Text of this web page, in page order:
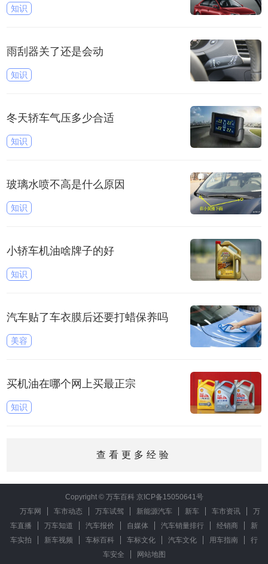
知识
雨刮器关了还是会动
知识
冬天轿车气压多少合适
知识
玻璃水喷不高是什么原因
知识
小轿车机油啥牌子的好
知识
汽车贴了车衣膜后还要打蜡保养吗
美容
买机油在哪个网上买最正宗
知识
查看更多经验
Copyright © 万车百科 京ICP备15050641号
万车网
车市动态 万车试驾 新能源汽车 新车 车市资讯
万
车直播
万车知道 汽车报价 自媒体 汽车销量排行 经销商
新
车实拍
新车视频 车标百科 车标文化 汽车文化 用车指南
行
车安全
网站地图